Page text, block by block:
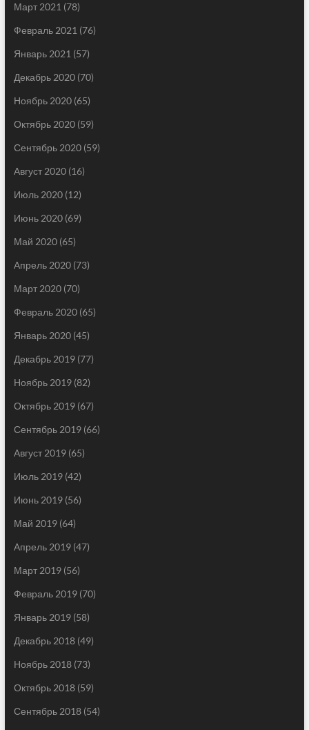
Март 2021 (78)
Февраль 2021 (76)
Январь 2021 (57)
Декабрь 2020(70)
Ноябрь 2020(65)
Октябрь 2020(59)
Сентябрь 2020(59)
Август 2020(16)
Июль 2020(12)
Июнь 2020(69)
Май 2020(65)
Апрель 2020(73)
Март 2020(70)
Февраль 2020(65)
Январь 2020(45)
Декабрь 2019(77)
Ноябрь 2019(82)
Октябрь 2019(67)
Сентябрь 2019(66)
Август 2019(65)
Июль 2019(42)
Июнь 2019(56)
Май 2019(64)
Апрель 2019(47)
Март 2019(56)
Февраль 2019(70)
Январь 2019(58)
Декабрь 2018(49)
Ноябрь 2018(73)
Октябрь 2018(59)
Сентябрь 2018(54)